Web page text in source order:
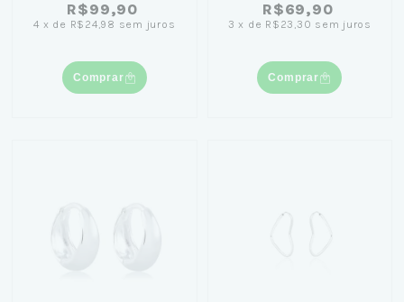
R$99,90
4 x de R$24,98 sem juros
Comprar
R$69,90
3 x de R$23,30 sem juros
Comprar